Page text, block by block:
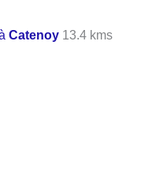
Catenoy 13.4 kms